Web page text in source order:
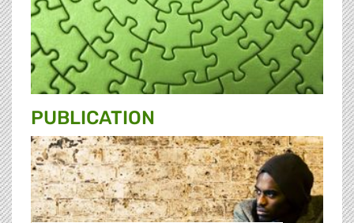
PUBLICATION